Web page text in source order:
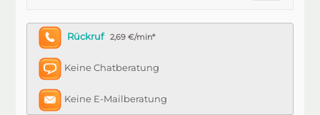
Rückruf 2,69 €/min*
Keine Chatberatung
Keine E-Mailberatung